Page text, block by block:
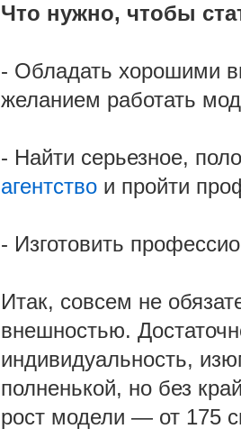
Что нужно, чтобы
- Обладать хорошими
желанием работать
- Найти серьезное,
агентствои пройти
- Изготовить
Итак, совсем не
внешностью.
индивидуальность,
полненькой, но без
рост модели — от 175